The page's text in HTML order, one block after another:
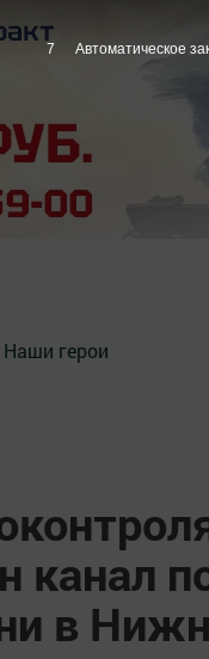
Наши герои
канал
в
7 Автоматическое